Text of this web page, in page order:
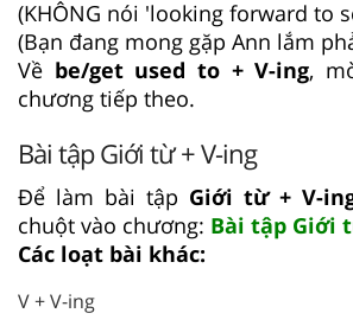
(KHÔNG nói 'looking forward to
(Bạn đang mong gặp Ann lắm
Về be/get used to + V-ing,
chương tiếp theo.
Bài tập Giới từ + V-ing
Để làm bài tập Giới từ + V-
chuột vào chương: Bài tập Giới
Các loạt bài khác:
V + V-ing